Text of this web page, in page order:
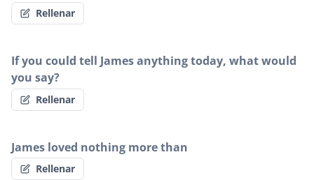
Rellenar
If you could tell James anything today, what would
you say?
Rellenar
James loved nothing more than
Rellenar